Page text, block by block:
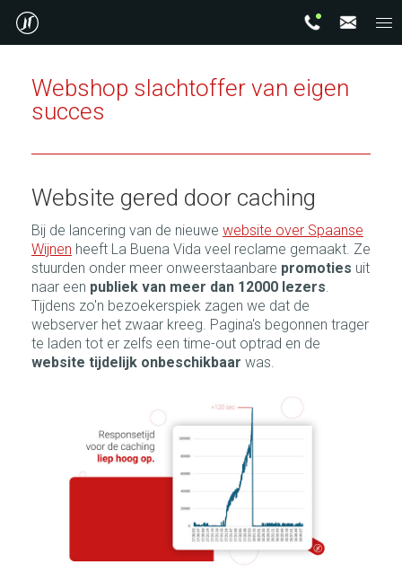
Webshop slachtoffer van eigen
succes
Website gered door caching
Bij de lancering van de nieuwe website over Spaanse
Wijnen heeft La Buena Vida veel reclame gemaakt. Ze
stuurden onder meer onweerstaanbare promoties uit
naar een publiek van meer dan 12000 lezers.
Tijdens zo'n bezoekerspiek zagen we dat de
webserver het zwaar kreeg. Pagina's begonnen trager
te laden tot er zelfs een time-out optrad en de
website tijdelijk onbeschikbaar was.